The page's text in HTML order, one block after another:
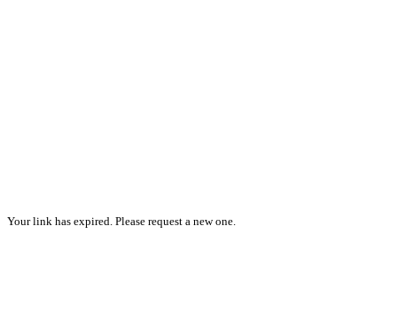
Your link has expired. Please request a new one.